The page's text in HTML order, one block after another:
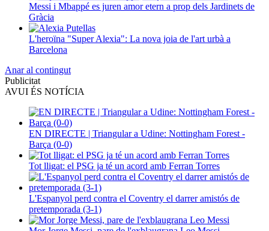
Messi i Mbappé es juren amor etern a prop dels Jardinets de
Gràcia
L'heroïna "Super Alexia": La nova joia de l'art urbà a
Barcelona
Anar al contingut
Publicitat
AVUI ÉS NOTÍCIA
EN DIRECTE | Triangular a Udine: Nottingham Forest -
Barça (0-0)
Tot lligat: el PSG ja té un acord amb Ferran Torres
L'Espanyol perd contra el Coventry el darrer amistós de
pretemporada (3-1)